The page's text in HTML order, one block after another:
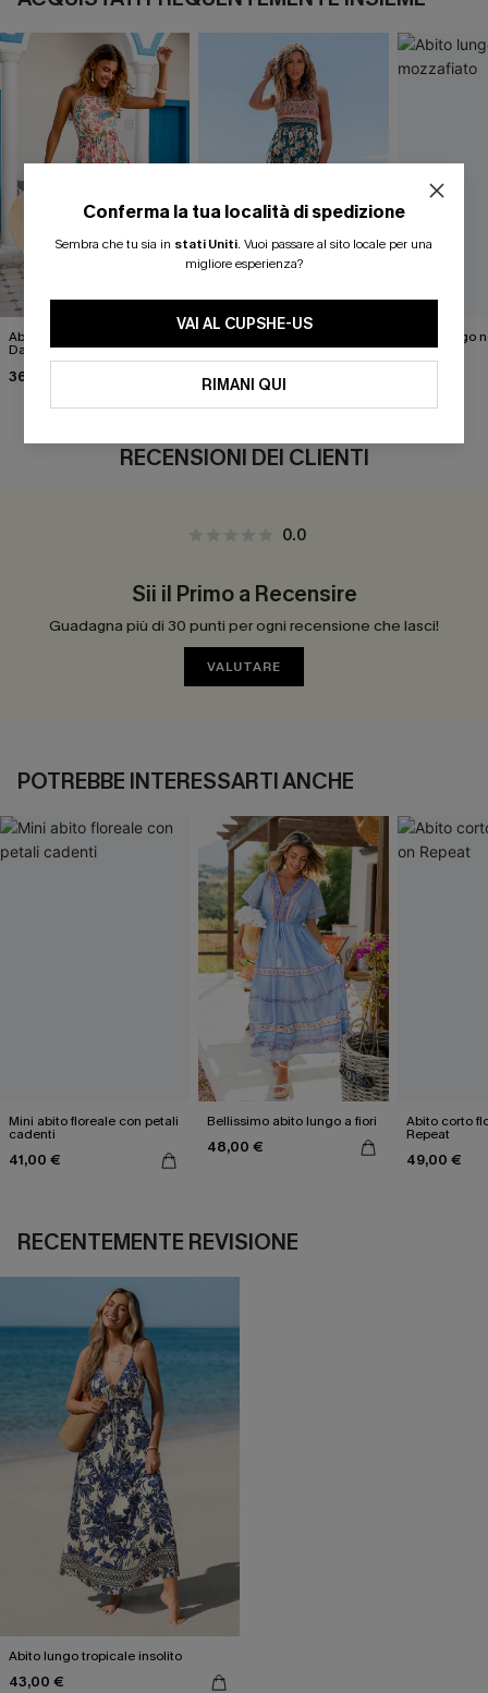
Abito lungo floreale "No Bad
Days"
36,00 €
Blooms"
30,00 €38,00 €
Abito lungo
43,00 €
RECENSIONI DEI CLIENTI
0.0
Sii il Primo a Recensire
Guadagna più di 30 punti per ogni recensione che lasci!
VALUTARE
POTREBBE INTERESSARTI ANCHE
Mini abito floreale con petali
cadenti
41,00 €
Bellissimo abito lungo a fiori
48,00 €
Abito corto
Repeat
49,00 €
RECENTEMENTE REVISIONE
Abito lungo tropicale insolito
43,00 €
Conferma la tua località di spedizione
Sembra che tu sia in stati Uniti. Vuoi passare al sito locale per una
migliore esperienza?
VAI AL CUPSHE-US
RIMANI QUI